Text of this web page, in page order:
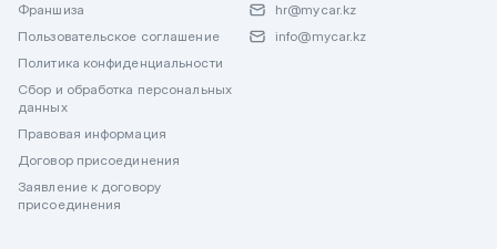
Франшиза
Пользовательское соглашение
Политика конфиденциальности
Сбор и обработка персональных
данных
Правовая информация
Договор присоединения
Заявление к договору
присоединения
hr@mycar.kz
info@mycar.kz